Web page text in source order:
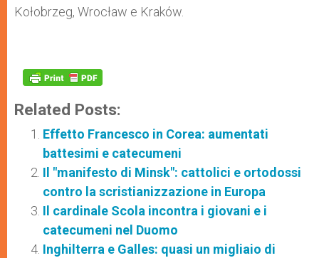
Kołobrzeg, Wrocław e Kraków.
Related Posts:
Effetto Francesco in Corea: aumentati
battesimi e catecumeni
Il "manifesto di Minsk": cattolici e ortodossi
contro la scristianizzazione in Europa
Il cardinale Scola incontra i giovani e i
catecumeni nel Duomo
Inghilterra e Galles: quasi un migliaio di